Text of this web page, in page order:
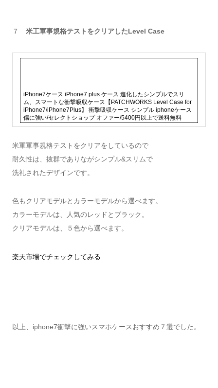
７ 米工軍事規格テストをクリアしたLevel Case
iPhone7ケース iPhone7 plus ケース 進化したシンプルでスリ
ム、スマートな衝撃吸収ケース【PATCHWORKS Level Case for
iPhone7/iPhone7Plus】 衝撃吸収ケース シンプル iphoneケース
傷に強い/セレクトショップ オファー/5400円以上で送料無料
米軍軍事規格テストをクリアをしているので
耐久性は、抜群でありながシンプル&スリムで
洗礼されたデザインです。
色もクリアモデルとカラーモデルから選べます。
カラーモデルは、人気のレッドとブラック。
クリアモデルは、５色から選べます。
楽天市場でチェックしてみる
以上、iphone7衝撃に強いスマホケースおすすめ７選でした。